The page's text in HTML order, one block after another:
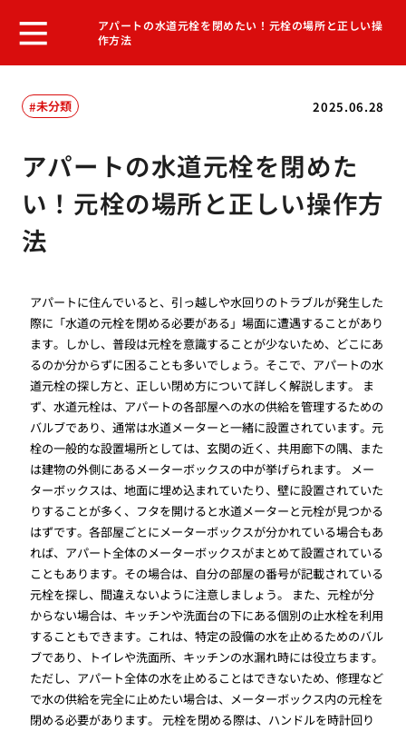
アパートの水道元栓を閉めたい！元栓の場所と正しい操
作方法
2025.06.28
未分類
アパートの水道元栓を閉めた
い！元栓の場所と正しい操作方
法
アパートに住んでいると、引っ越しや水回りのトラブルが発生した
際に「水道の元栓を閉める必要がある」場面に遭遇することがあり
ます。しかし、普段は元栓を意識することが少ないため、どこにあ
るのか分からずに困ることも多いでしょう。そこで、アパートの水
道元栓の探し方と、正しい閉め方について詳しく解説します。 ま
ず、水道元栓は、アパートの各部屋への水の供給を管理するための
バルブであり、通常は水道メーターと一緒に設置されています。元
栓の一般的な設置場所としては、玄関の近く、共用廊下の隅、また
は建物の外側にあるメーターボックスの中が挙げられます。 メー
ターボックスは、地面に埋め込まれていたり、壁に設置されていた
りすることが多く、フタを開けると水道メーターと元栓が見つかる
はずです。各部屋ごとにメーターボックスが分かれている場合もあ
れば、アパート全体のメーターボックスがまとめて設置されている
こともあります。その場合は、自分の部屋の番号が記載されている
元栓を探し、間違えないように注意しましょう。 また、元栓が分
からない場合は、キッチンや洗面台の下にある個別の止水栓を利用
することもできます。これは、特定の設備の水を止めるためのバル
ブであり、トイレや洗面所、キッチンの水漏れ時には役立ちます。
ただし、アパート全体の水を止めることはできないため、修理など
で水の供給を完全に止めたい場合は、メーターボックス内の元栓を
閉める必要があります。 元栓を閉める際は、ハンドルを時計回り